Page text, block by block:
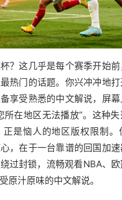
？这几乎是每个赛季开始
热门的话题。你兴冲冲地
享受熟悉的中文解说，屏
所在地区无法播放”。这种
是恼人的地区版权限制。
，在于一台靠谱的回国加
过封锁，流畅观看NBA、
原汁原味的中文解说。